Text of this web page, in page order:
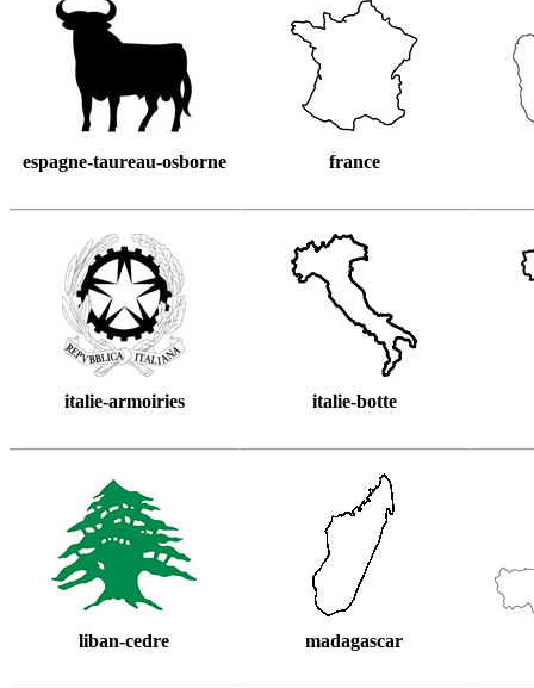
espagne-taureau-osborne france
italie-armoiries italie-botte
liban-cedre madagascar